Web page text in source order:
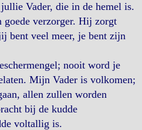
Vader, die in de hemel is.
goede verzorger. Hij zorgt
bent veel meer, je bent zijn
nooit word je
Mijn Vader is volkomen;
allen zullen worden
bij de kudde
voltallig is.